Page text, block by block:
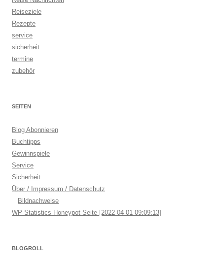
Reiseziele
Rezepte
service
sicherheit
termine
zubehör
SEITEN
Blog Abonnieren
Buchtipps
Gewinnspiele
Service
Sicherheit
Über / Impressum / Datenschutz
Bildnachweise
WP Statistics Honeypot-Seite [2022-04-01 09:09:13]
BLOGROLL